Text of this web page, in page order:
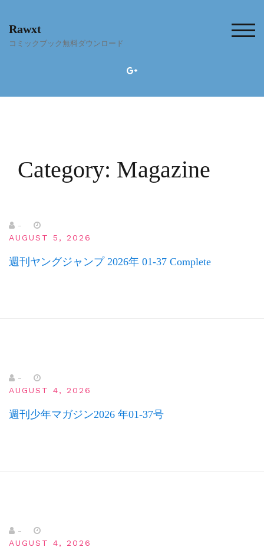
content
Rawxt
コミックブック無料ダウンロード
Category: Magazine
-
AUGUST 5, 2026
週刊ヤングジャンプ 2026年 01-37 Complete
-
AUGUST 4, 2026
週刊少年マガジン2026 年01-37号
-
AUGUST 4, 2026